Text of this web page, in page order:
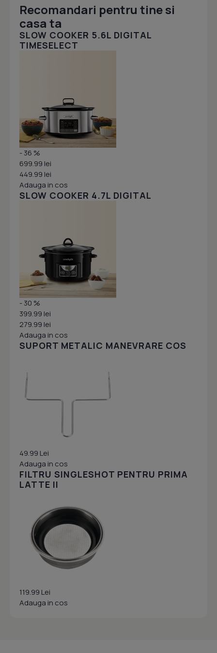
Recomandari pentru tine si
casa ta
SLOW COOKER 5.6L DIGITAL
TIMESELECT
- 36 %
699.99 lei
449.99 lei
Adauga in cos
SLOW COOKER 4.7L DIGITAL
- 30 %
399.99 lei
279.99 lei
Adauga in cos
SUPORT METALIC MANEVRARE COS
49.99 Lei
Adauga in cos
FILTRU SINGLESHOT PENTRU PRIMA
LATTE II
119.99 Lei
Adauga in cos